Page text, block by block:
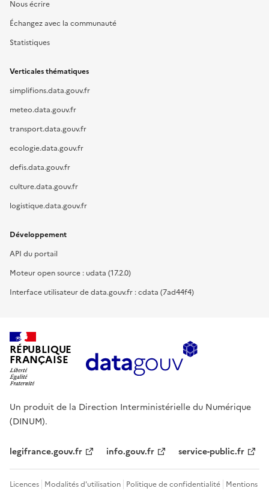
Nous écrire
Échangez avec la communauté
Statistiques
Verticales thématiques
simplifions.data.gouv.fr
meteo.data.gouv.fr
transport.data.gouv.fr
ecologie.data.gouv.fr
defis.data.gouv.fr
culture.data.gouv.fr
logistique.data.gouv.fr
Développement
API du portail
Moteur open source : udata (17.2.0)
Interface utilisateur de data.gouv.fr : cdata (7ad44f4)
RÉPUBLIQUE
FRANÇAISE
Un produit de la Direction Interministérielle du Numérique
(DINUM).
legifrance.gouv.fr info.gouv.fr service-public.fr
Licences Modalités d'utilisation Politique de confidentialité Mentions